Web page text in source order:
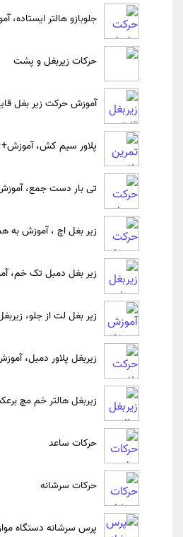
جلوبازو هالتر ایستاده، آموزش+
حرکات زیربغل و پشت
آموزش حرکت زیر بغل قایقی به
پلاور سیم کش، آموزش+ نکات
تی بار دست جمع، آموزش +
زیر بغل اچ ، آموزش به همراه
زیر بغل دمبل تک خم، آموزش+
زیر بغل لت از جلو، زیربغل
زیربغل پلاور دمبل، آموزش+
زیربغل هالتر خم مچ برعکس،
حرکات ساعد
حرکات سرشانه
پرس سرشانه دستگاه موازی،